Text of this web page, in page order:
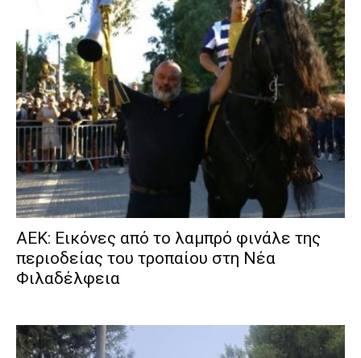
ΑΕΚ: Εικόνες από το λαμπρό φινάλε της
περιοδείας του τροπαίου στη Νέα
Φιλαδέλφεια